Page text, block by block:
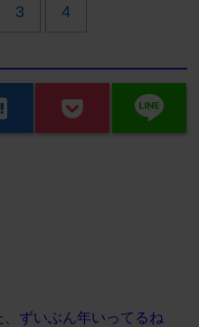
3 4
line
ずいぶん年いってるね